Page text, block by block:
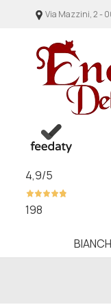
Via Mazzini, 2 -
4,9/5
198